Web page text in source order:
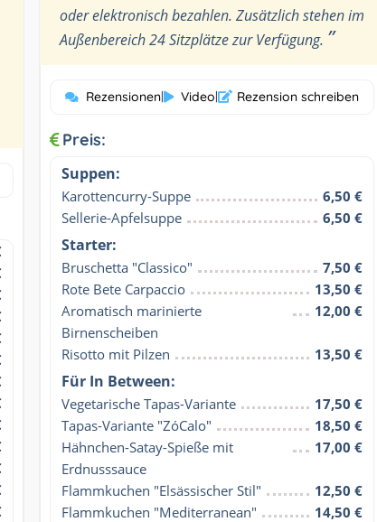
oder elektronisch bezahlen. Zusätzlich stehen im
Außenbereich 24 Sitzplätze zur Verfügung. ”
Rezensionen| Video| Rezension schreiben
Preis:
Suppen:
Karottencurry-Suppe
6,50 €
Sellerie-Apfelsuppe
6,50 €
Starter:
Bruschetta "Classico"
7,50 €
Rote Bete Carpaccio
13,50 €
Aromatisch marinierte
Birnenscheiben
12,00 €
Risotto mit Pilzen 13,50 €
Für In Between:
Vegetarische Tapas-Variante
17,50 €
Tapas-Variante "ZóCalo"
18,50 €
Hähnchen-Satay-Spieße mit
Erdnusssauce
17,00 €
Flammkuchen "Elsässischer Stil"
12,50 €
Flammkuchen "Mediterranean"
14,50 €